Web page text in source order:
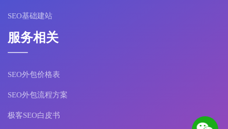
SEO基础建站
服务相关
SEO外包价格表
SEO外包流程方案
极客SEO白皮书